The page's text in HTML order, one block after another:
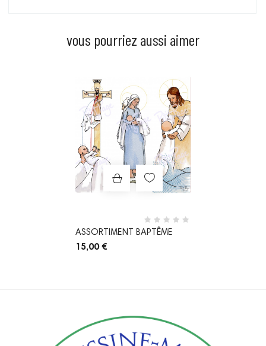
vous pourriez aussi aimer
ASSORTIMENT BAPTÊME
15,00 €